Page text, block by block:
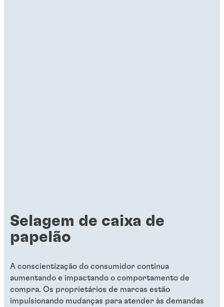
Selagem de caixa de
papelão
A conscientização do consumidor continua
aumentando e impactando o comportamento de
compra. Os proprietários de marcas estão
impulsionando mudanças para atender às demandas